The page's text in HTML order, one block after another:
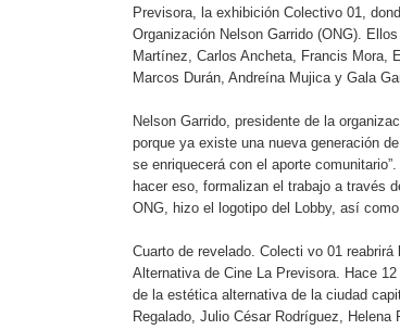
Previsora, la exhibición Colectivo 01,
Organización Nelson Garrido (ONG).
Martínez, Carlos Ancheta, Francis Mora,
Marcos Durán, Andreína Mujica y Gala
Nelson Garrido, presidente de la
porque ya existe una nueva generación
se enriquecerá con el aporte
hacer eso, formalizan el trabajo a través
ONG, hizo el logotipo del Lobby, así
Cuarto de revelado. Colecti vo 01
Alternativa de Cine La Previsora. Hace
de la estética alternativa de la ciudad
Regalado, Julio César Rodríguez,